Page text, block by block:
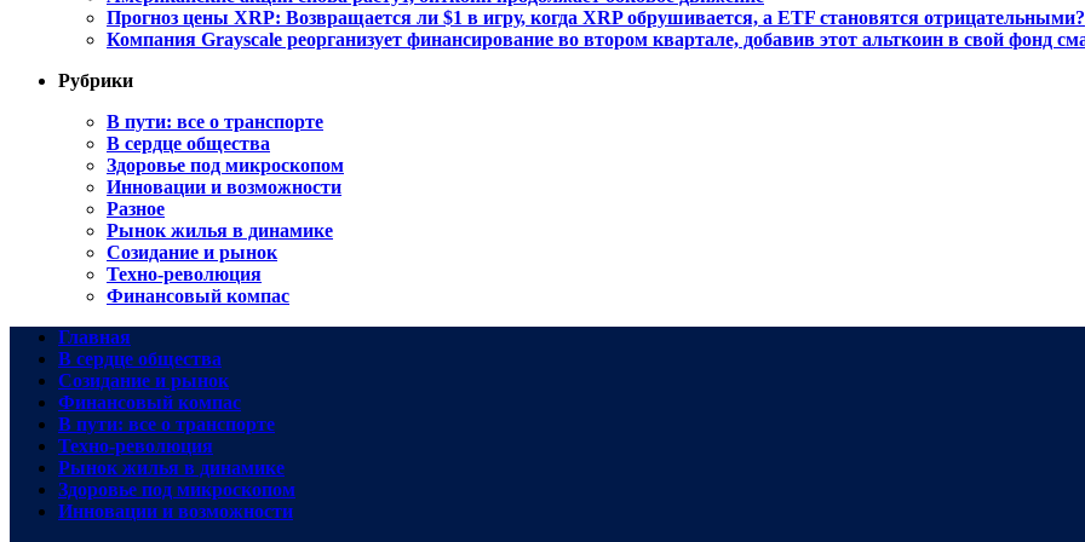
Прогноз цены XRP: Возвращается ли $1 в игру, когда XRP обрушивается, а ETF становятся отрицательными?
Компания Grayscale реорганизует финансирование во втором квартале, добавив этот альткоин в свой фонд
Рубрики
В пути: все о транспорте
В сердце общества
Здоровье под микроскопом
Инновации и возможности
Разное
Рынок жилья в динамике
Созидание и рынок
Техно-революция
Финансовый компас
Главная
В сердце общества
Созидание и рынок
Финансовый компас
В пути: все о транспорте
Техно-революция
Рынок жилья в динамике
Здоровье под микроскопом
Инновации и возможности